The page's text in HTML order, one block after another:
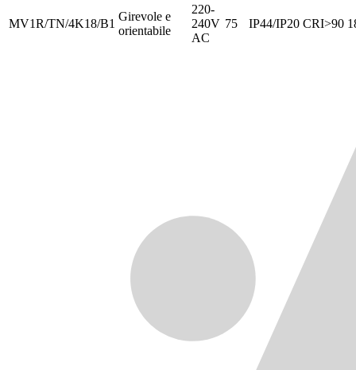
MV1R/TN/4K18/B1
Girevole e
orientabile
220-
240V
AC
75 IP44/IP20 CRI>90